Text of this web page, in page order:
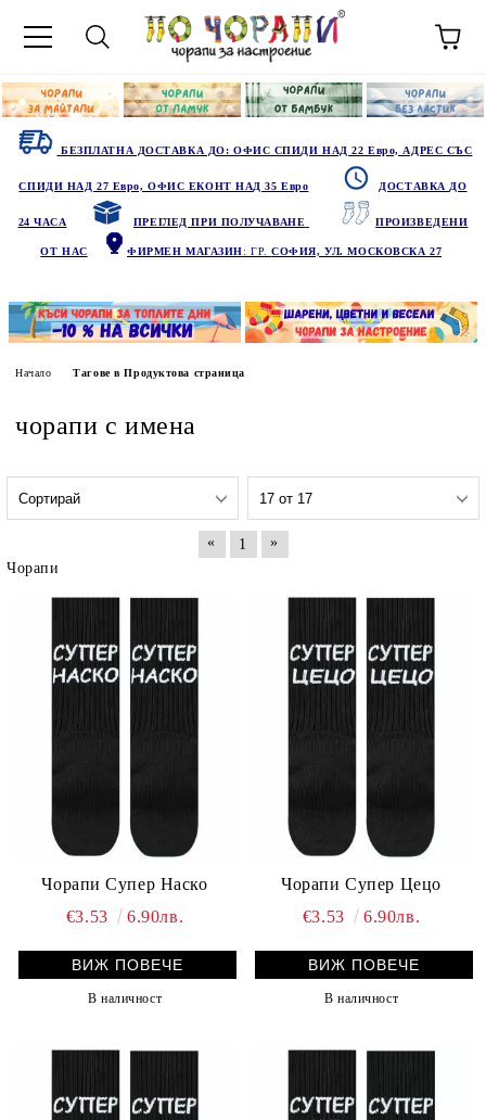
БЕЗПЛАТНА ДОСТАВКА ДО: ОФИС СПИДИ НАД 22 Евро, АДРЕС СЪС
СПИДИ НАД 27 Евро, ОФИС ЕКОНТ НАД 35 Евро ДОСТАВКА ДО
24 ЧАСА ПРЕГЛЕД ПРИ ПОЛУЧАВАНЕ ПРОИЗВЕДЕНИ
ОТ НАС ФИРМЕН МАГАЗИН: ГР.СОФИЯ, УЛ. МОСКОВСКА 27
Начало Тагове в Продуктова страница
чорапи с имена
« 1
»
Чорапи
Чорапи Супер Наско
€3.53
6.90лв.
ВИЖ ПОВЕЧЕ
В наличност
Чорапи Супер Цецо
€3.53
6.90лв.
ВИЖ ПОВЕЧЕ
В наличност